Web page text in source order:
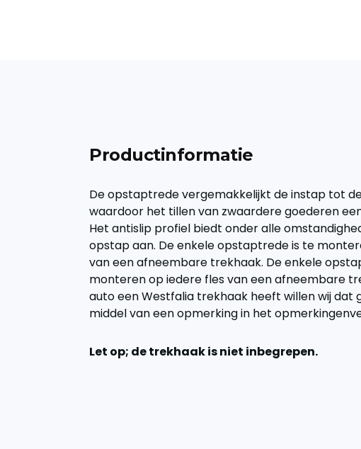
Productinformatie
De opstaptrede vergemakkelijkt de instap tot
waardoor het tillen van zwaardere goederen
Het antislip profiel biedt onder alle
opstap aan. De enkele opstaptrede is te
van een afneembare trekhaak. De enkele
monteren op iedere fles van een afneembare
auto een Westfalia trekhaak heeft willen wij dat
middel van een opmerking in het
Let op; de trekhaak is niet inbegrepen.